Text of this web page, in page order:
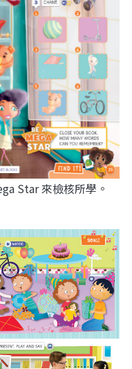
Star 來檢核所學。